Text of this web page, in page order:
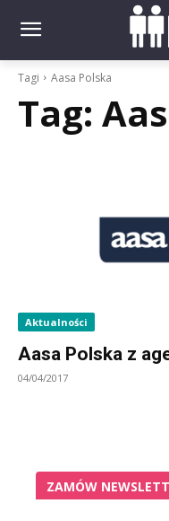
Tagi Aasa Polska
Tag:
Aktualności
Aasa Polska z
04/04/2017
ZAMÓW